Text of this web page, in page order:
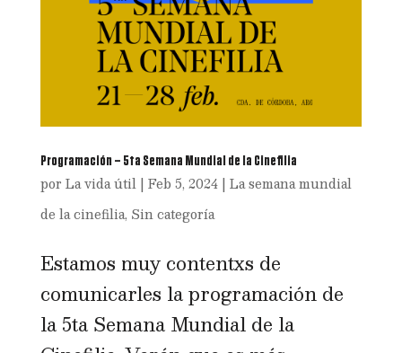
Programación – 5ta Semana Mundial de la Cinefilia
por La vida útil| Feb 5, 2024| La semana mundial
de la cinefilia, Sin categoría
Estamos muy contentxs de
comunicarles la programación de
la 5ta Semana Mundial de la